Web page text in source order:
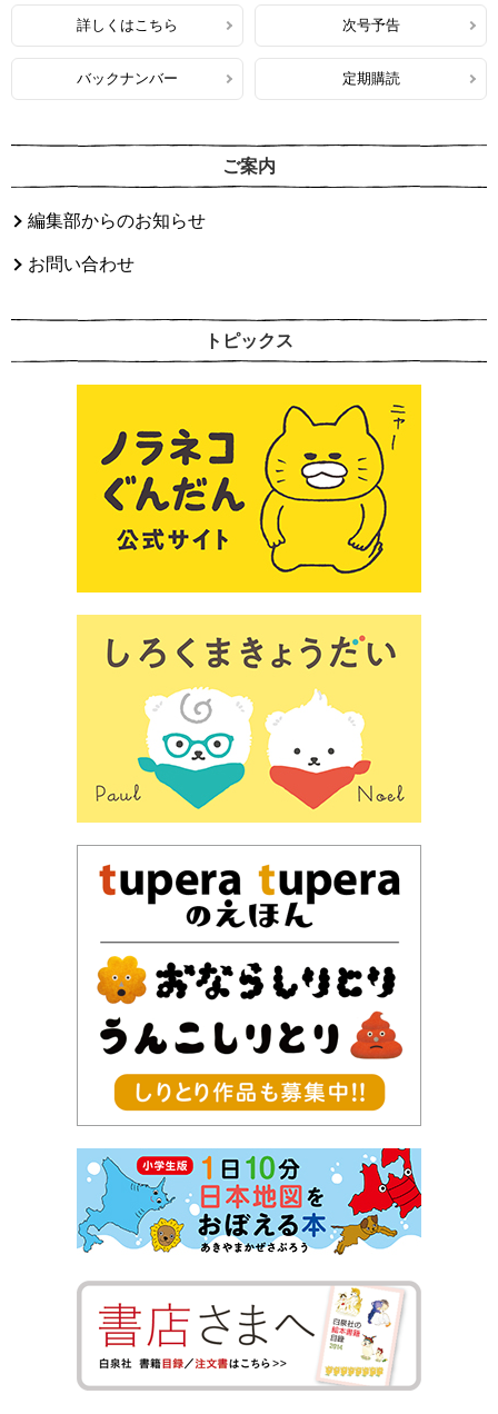
詳しくはこちら 次号予告
バックナンバー 定期購読
ご案内
編集部からのお知らせ
お問い合わせ
トピックス